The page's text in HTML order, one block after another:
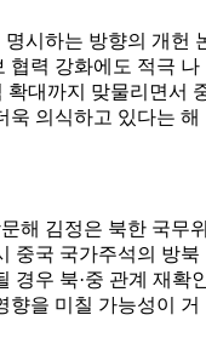
시하는 방향의 개헌
협력 강화에도 적극 나
확대까지 맞물리면서
욱 의식하고 있다는 해
해 김정은 북한 국무
중국 국가주석의 방북
경우 북·중 관계 재확
향을 미칠 가능성이 거